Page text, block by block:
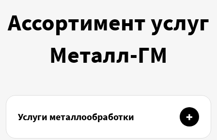
Ассортимент услуг
Металл-ГМ
Услуги металлообработки